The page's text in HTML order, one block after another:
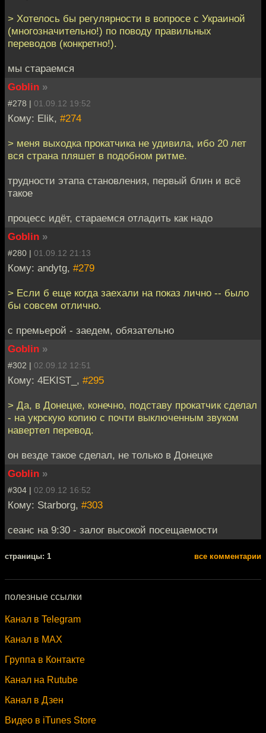
> Хотелось бы регулярности в вопросе с Украиной
(многозначительно!) по поводу правильных
переводов (конкретно!).
мы стараемся
Goblin »
#278 | 01.09.12 19:52
Кому: Elik, #274
> меня выходка прокатчика не удивила, ибо 20 лет
вся страна пляшет в подобном ритме.
трудности этапа становления, первый блин и всё
такое
процесс идёт, стараемся отладить как надо
Goblin »
#280 | 01.09.12 21:13
Кому: andytg, #279
> Если б еще когда заехали на показ лично -- было
бы совсем отлично.
с премьерой - заедем, обязательно
Goblin »
#302 | 02.09.12 12:51
Кому: 4EKIST_, #295
> Да, в Донецке, конечно, подставу прокатчик сделал
- на укрскую копию с почти выключенным звуком
навертел перевод.
он везде такое сделал, не только в Донецке
Goblin »
#304 | 02.09.12 16:52
Кому: Starborg, #303
сеанс на 9:30 - залог высокой посещаемости
cтраницы: 1 все комментарии
полезные ссылки
Канал в Telegram
Канал в MAX
Группа в Контакте
Канал на Rutube
Канал в Дзен
Видео в iTunes Store